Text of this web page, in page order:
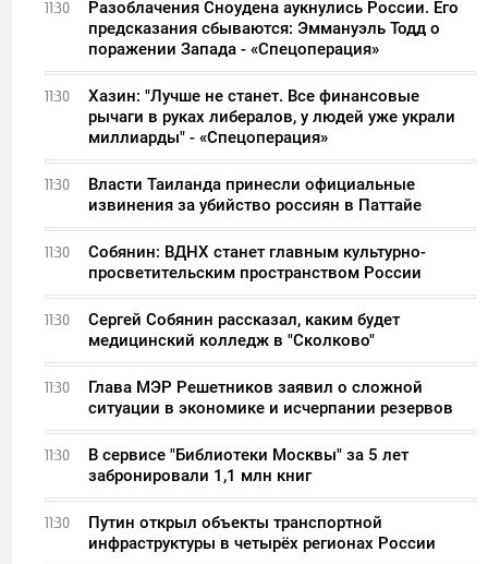
11:30
Разоблачения Сноудена аукнулись России. Его
предсказания сбываются: Эммануэль Тодд о
поражении Запада - «Спецоперация»
11:30
Хазин: "Лучше не станет. Все финансовые
рычаги в руках либералов, у людей уже украли
миллиарды" - «Спецоперация»
11:30
Власти Таиланда принесли официальные
извинения за убийство россиян в Паттайе
11:30
Собянин: ВДНХ станет главным культурно-
просветительским пространством России
11:30
Сергей Собянин рассказал, каким будет
медицинский колледж в "Сколково"
11:30
Глава МЭР Решетников заявил о сложной
ситуации в экономике и исчерпании резервов
11:30
В сервисе "Библиотеки Москвы" за 5 лет
забронировали 1,1 млн книг
11:30
Путин открыл объекты транспортной
инфраструктуры в четырёх регионах России